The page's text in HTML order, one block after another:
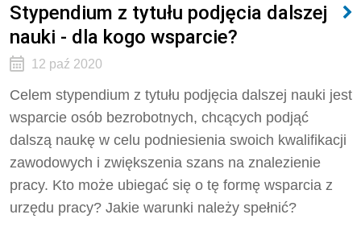
Stypendium z tytułu podjęcia dalszej
nauki - dla kogo wsparcie?
12 paź 2020
Celem stypendium z tytułu podjęcia dalszej nauki jest
wsparcie osób bezrobotnych, chcących podjąć
dalszą naukę w celu podniesienia swoich kwalifikacji
zawodowych i zwiększenia szans na znalezienie
pracy. Kto może ubiegać się o tę formę wsparcia z
urzędu pracy? Jakie warunki należy spełnić?